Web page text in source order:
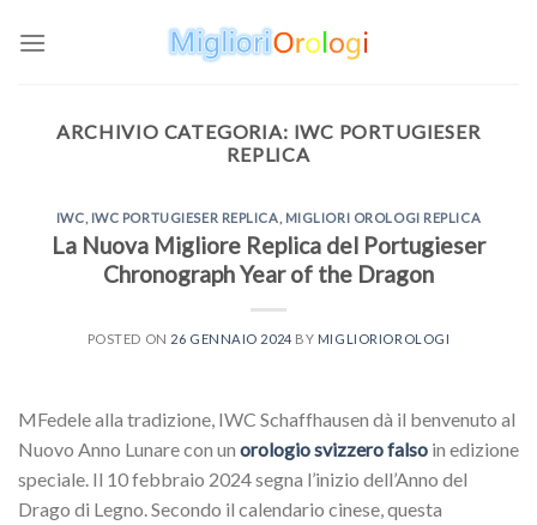
ARCHIVIO CATEGORIA: IWC PORTUGIESER
REPLICA
IWC, IWC PORTUGIESER REPLICA, MIGLIORI OROLOGI REPLICA
La Nuova Migliore Replica del Portugieser
Chronograph Year of the Dragon
POSTED ON 26 GENNAIO 2024 BY MIGLIORIOROLOGI
MFedele alla tradizione, IWC Schaffhausen dà il benvenuto al
Nuovo Anno Lunare con un orologio svizzero falso in edizione
speciale. Il 10 febbraio 2024 segna l’inizio dell’Anno del
Drago di Legno. Secondo il calendario cinese, questa